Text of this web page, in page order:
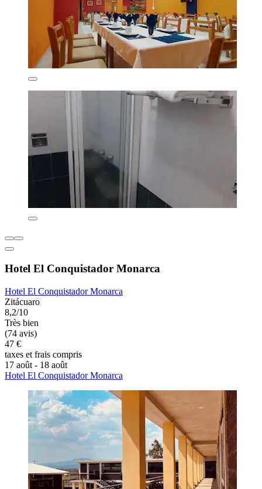
Hotel El Conquistador Monarca
Hotel El Conquistador Monarca
Zitácuaro
8,2/10
Très bien
(74 avis)
47 €
taxes et frais compris
17 août - 18 août
Hotel El Conquistador Monarca